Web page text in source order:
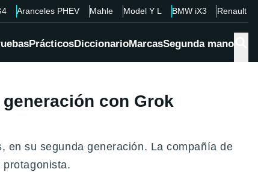
Aranceles PHEV Mahle Model Y L BMW iX3 Renault
PrácticosDiccionarioMarcasSegunda mano
con Grok
en su segunda generación. La compañía de